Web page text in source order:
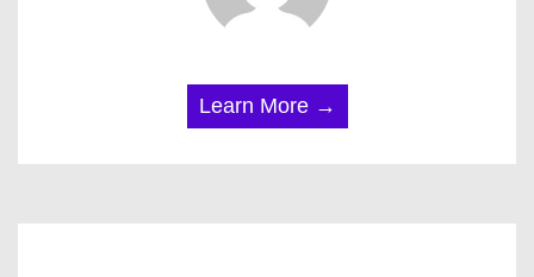
Learn More →